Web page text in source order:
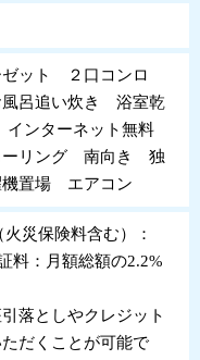
ゼット ２口コンロ
呂追い炊き 浴室乾
ンターネット無料
ーリング 南向き 独
機置場 エアコン
災保険料含む）：
料：月額総額の2.2%
落としやクレジット
だくことが可能で